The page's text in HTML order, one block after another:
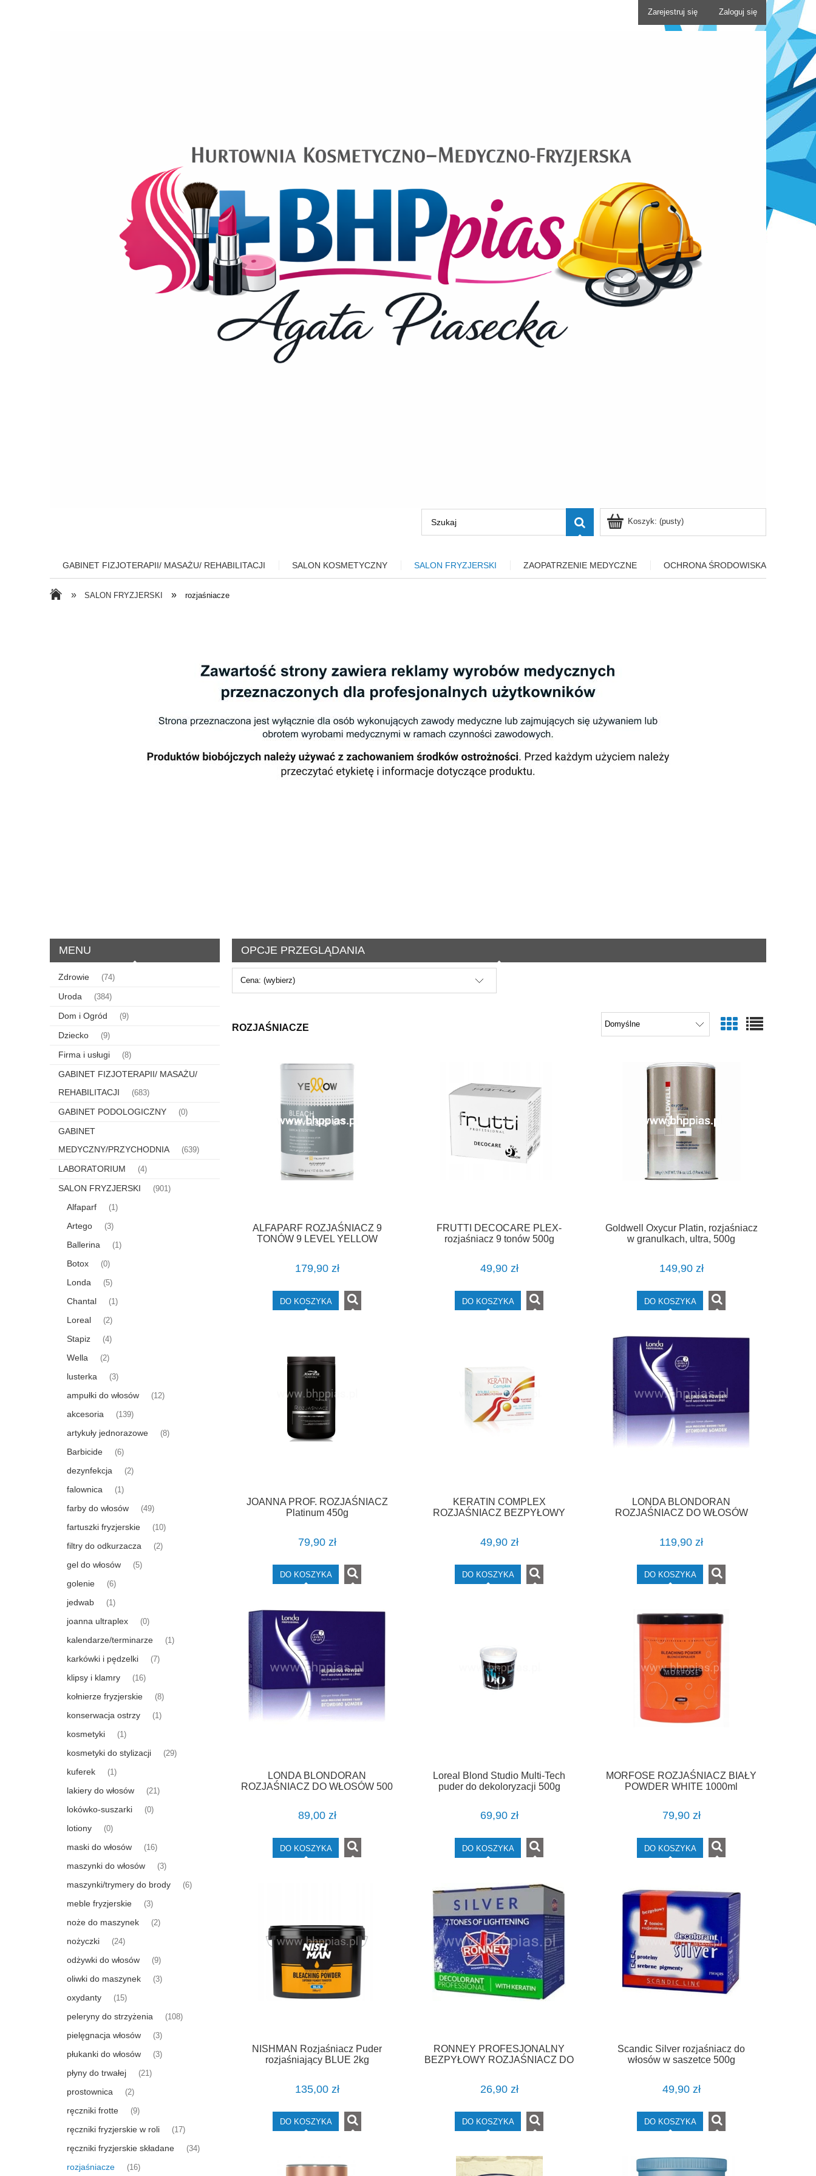
Zarejestruj się Zaloguj się
Koszyk: (pusty)
GABINET FIZJOTERAPII/ MASAŻU/ REHABILITACJI SALON KOSMETYCZNY SALON FRYZJERSKI ZAOPATRZENIE MEDYCZNE OCHRONA ŚRODOWISKA
» SALON FRYZJERSKI » rozjaśniacze
MENU
Zdrowie (74)
Uroda (384)
Dom i Ogród (9)
Dziecko (9)
Firma i usługi (8)
GABINET FIZJOTERAPII/ MASAŻU/
REHABILITACJI
(683)
GABINET PODOLOGICZNY (0)
GABINET
MEDYCZNY/PRZYCHODNIA
(639)
LABORATORIUM (4)
SALON FRYZJERSKI (901)
Alfaparf (1)
Artego (3)
Ballerina (1)
Botox (0)
Londa (5)
Chantal (1)
Loreal (2)
Stapiz (4)
Wella (2)
lusterka (3)
ampułki do włosów (12)
akcesoria (139)
artykuły jednorazowe (8)
Barbicide (6)
dezynfekcja (2)
falownica (1)
farby do włosów (49)
fartuszki fryzjerskie (10)
filtry do odkurzacza (2)
gel do włosów (5)
golenie (6)
jedwab (1)
joanna ultraplex (0)
kalendarze/terminarze (1)
karkówki i pędzelki (7)
klipsy i klamry (16)
kołnierze fryzjerskie (8)
konserwacja ostrzy (1)
kosmetyki (1)
kosmetyki do stylizacji (29)
kuferek (1)
lakiery do włosów (21)
lokówko-suszarki (0)
lotiony (0)
maski do włosów (16)
maszynki do włosów (3)
maszynki/trymery do brody (6)
meble fryzjerskie (3)
noże do maszynek (2)
nożyczki (24)
odżywki do włosów (9)
oliwki do maszynek (3)
oxydanty (15)
peleryny do strzyżenia (108)
pielęgnacja włosów (3)
płukanki do włosów (3)
płyny do trwałej (21)
prostownica (2)
ręczniki frotte (9)
ręczniki fryzjerskie w roli (17)
ręczniki fryzjerskie składane (34)
rozjaśniacze (16)
OPCJE PRZEGLĄDANIA
Cena: (wybierz)
ROZJAŚNIACZE
ALFAPARF ROZJAŚNIACZ 9
TONÓW 9 LEVEL YELLOW
179,90 zł
DO KOSZYKA
FRUTTI DECOCARE PLEX-
rozjaśniacz 9 tonów 500g
49,90 zł
DO KOSZYKA
Goldwell Oxycur Platin, rozjaśniacz
w granulkach, ultra, 500g
149,90 zł
DO KOSZYKA
JOANNA PROF. ROZJAŚNIACZ
Platinum 450g
79,90 zł
DO KOSZYKA
KERATIN COMPLEX
ROZJAŚNIACZ BEZPYŁOWY
49,90 zł
DO KOSZYKA
LONDA BLONDORAN
ROZJAŚNIACZ DO WŁOSÓW
119,90 zł
DO KOSZYKA
LONDA BLONDORAN
ROZJAŚNIACZ DO WŁOSÓW 500
89,00 zł
DO KOSZYKA
Loreal Blond Studio Multi-Tech
puder do dekoloryzacji 500g
69,90 zł
DO KOSZYKA
MORFOSE ROZJAŚNIACZ BIAŁY
POWDER WHITE 1000ml
79,90 zł
DO KOSZYKA
NISHMAN Rozjaśniacz Puder
rozjaśniający BLUE 2kg
135,00 zł
DO KOSZYKA
RONNEY PROFESJONALNY
BEZPYŁOWY ROZJAŚNIACZ DO
26,90 zł
DO KOSZYKA
Scandic Silver rozjaśniacz do
włosów w saszetce 500g
49,90 zł
DO KOSZYKA